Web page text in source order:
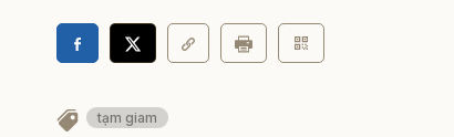
tạm giam